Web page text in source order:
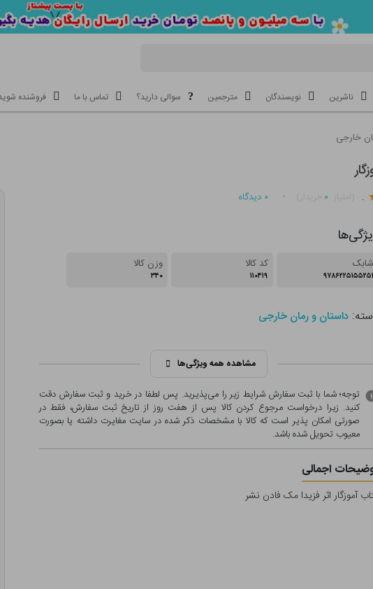
ناشرین نویسندگان مترجمین سوالی دارید؟ تماس با ما فروشنده
خارجی
. ۰ ۰ دیدگاه
شابک
۹۷۸۶۲۲۵۱۵۵۲۵۱
کد کالا
۱۱۰۴۱۹
وزن کالا
۳۴۰
داستان و رمان خارجی
مشاهده همه ویژگی‌ها
توجه؛ شما با ثبت سفارش شرایط زیر را می‌پذیرید. پس لطفا در خرید و ثبت سفارش دقت
کنید. زیرا درخواست مرجوع کردن کالا پس از هفت روز از تاریخ ثبت سفارش، فقط در
صورتی امکان پذیر است که کالا با مشخصات ذکر شده در سایت مغایرت داشته یا بصورت
معيوب تحویل شده باشد.
اجمالی
آموزگار اثر فزیدا مک فادن نشر